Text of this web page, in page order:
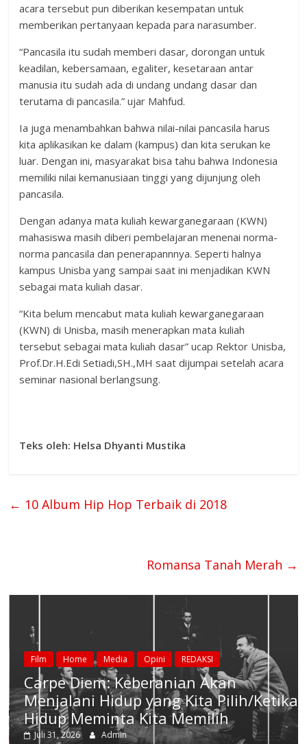
acara tersebut pun diberikan kesempatan untuk
memberikan pertanyaan kepada para narasumber.
“Pancasila itu sudah memberi dasar, dorongan untuk
keadilan, kebersamaan, egaliter, kesetaraan antar
manusia itu sudah ada di undang undang dasar dan
terutama di pancasila.” ujar Mahfud.
Ia juga menambahkan bahwa nilai-nilai pancasila harus
kita aplikasikan ke dalam (kampus) dan kita serukan ke
luar. Dengan ini, masyarakat bisa tahu bahwa Indonesia
memiliki nilai kemanusiaan tinggi yang dijunjung oleh
pancasila.
Dengan adanya mata kuliah kewarganegaraan (KWN)
mahasiswa masih diberi pembelajaran menenai norma-
norma pancasila dan penerapannnya. Seperti halnya
kampus Unisba yang sampai saat ini menjadikan KWN
sebagai mata kuliah dasar.
“Kita belum mencabut mata kuliah kewarganegaraan
(KWN) di Unisba, masih menerapkan mata kuliah
tersebut sebagai mata kuliah dasar” ucap Rektor Unisba,
Prof.Dr.H.Edi Setiadi,SH.,MH saat dijumpai setelah acara
seminar nasional berlangsung.
Teks oleh: Helsa Dhyanti Mustika
← 10 Album Hip Hop Terbaik di 2018
Romansa Tanah Merah →
Film Home Media Opini REDAKSI
Carpe Diem: Keberanian Akan
Menjalani Hidup yang Kita Pilih/Ketika
Hidup Meminta Kita Memilih
Juli 31, 2026 Admin